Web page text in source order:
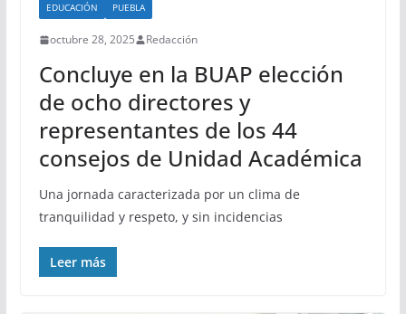
EDUCACIÓN PUEBLA
octubre 28, 2025 Redacción
Concluye en la BUAP elección
de ocho directores y
representantes de los 44
consejos de Unidad Académica
Una jornada caracterizada por un clima de
tranquilidad y respeto, y sin incidencias
Leer más